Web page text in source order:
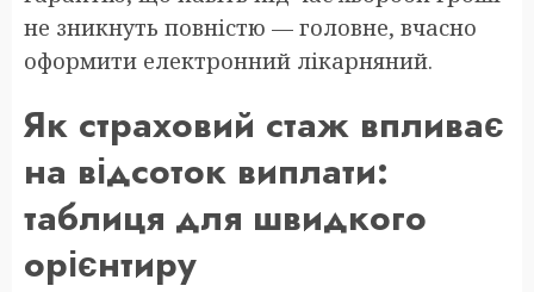
не зникнуть повністю — головне, вчасно
оформити електронний лікарняний.
Як страховий стаж впливає
на відсоток виплати:
таблиця для швидкого
орієнтиру